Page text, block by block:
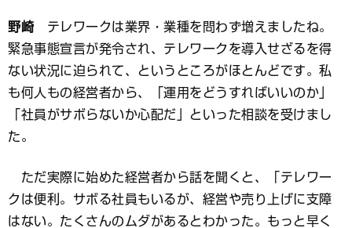
野崎 テレワークは業界・業種を問わず増えましたね。
緊急事態宣言が発令され、テレワークを導入せざるを得
ない状況に迫られて、というところがほとんどです。私
も何人もの経営者から、「運用をどうすればいいのか」
「社員がサボらないか心配だ」といった相談を受けまし
た。
ただ実際に始めた経営者から話を聞くと、「テレワー
クは便利。サボる社員もいるが、経営や売り上げに支障
はない。たくさんのムダがあるとわかった。もっと早く